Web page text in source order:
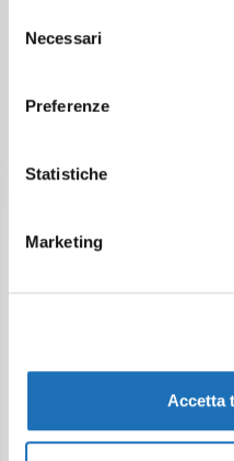
delNecessari
Preferenze
Statistiche
Marketing
Accetta
Accessibile a
Il tuo viaggio